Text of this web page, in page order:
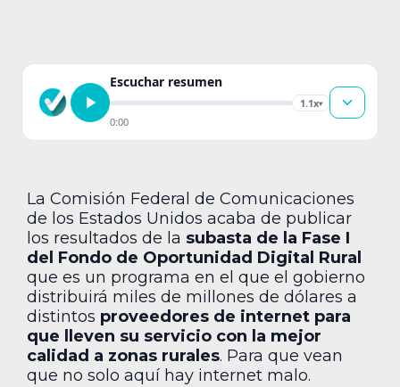
Escuchar resumen
1.1x▾
0:00
La Comisión Federal de Comunicaciones
de los Estados Unidos acaba de publicar
los resultados de la subasta de la Fase I
del Fondo de Oportunidad Digital Rural
que es un programa en el que el gobierno
distribuirá miles de millones de dólares a
distintos proveedores de internet para
que lleven su servicio con la mejor
calidad a zonas rurales. Para que vean
que no solo aquí hay internet malo.